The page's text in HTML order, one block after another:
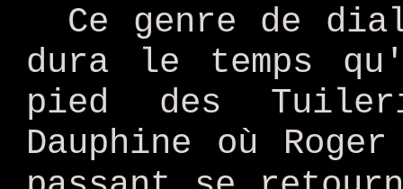
Ce genre de
dura le temps
pied des
Dauphine où